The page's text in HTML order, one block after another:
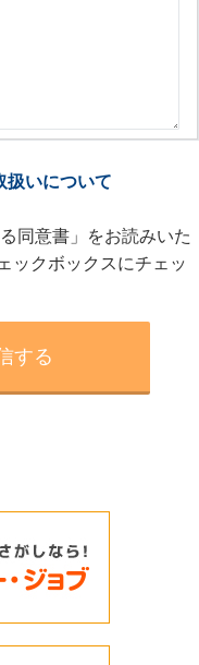
扱いについて
同意書」をお読みいた
ックボックスにチェッ